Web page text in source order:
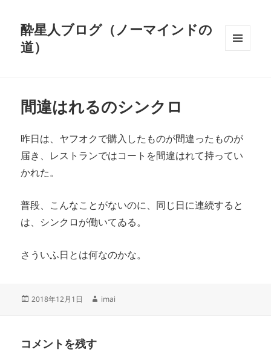
酔星人ブログ（ノーマインドの
道）
間違はれるのシンクロ
昨日は、ヤフオクで購入したものが間違ったものが
届き、レストランではコートを間違はれて持ってい
かれた。
普段、こんなことがないのに、同じ日に連続すると
は、シンクロが働いてゐる。
さういふ日とは何なのかな。
投
2018年12月1日
作
imai
コメントを残す